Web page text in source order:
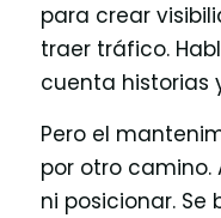
para crear
traer tráfico.
cuenta historias
Pero el
por otro camino.
ni posicionar.